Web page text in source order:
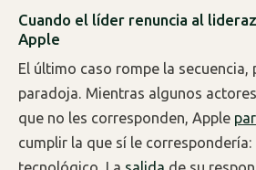
Cuando el líder renuncia al
Apple
El último caso rompe la secuencia,
paradoja. Mientras algunos
que no les corresponden, Apple
cumplir la que sí le